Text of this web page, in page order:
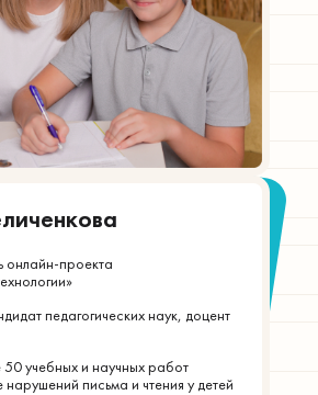
онлайн-проекта
педагогических наук, доцент
учебных и научных работ
письма и чтения у детей